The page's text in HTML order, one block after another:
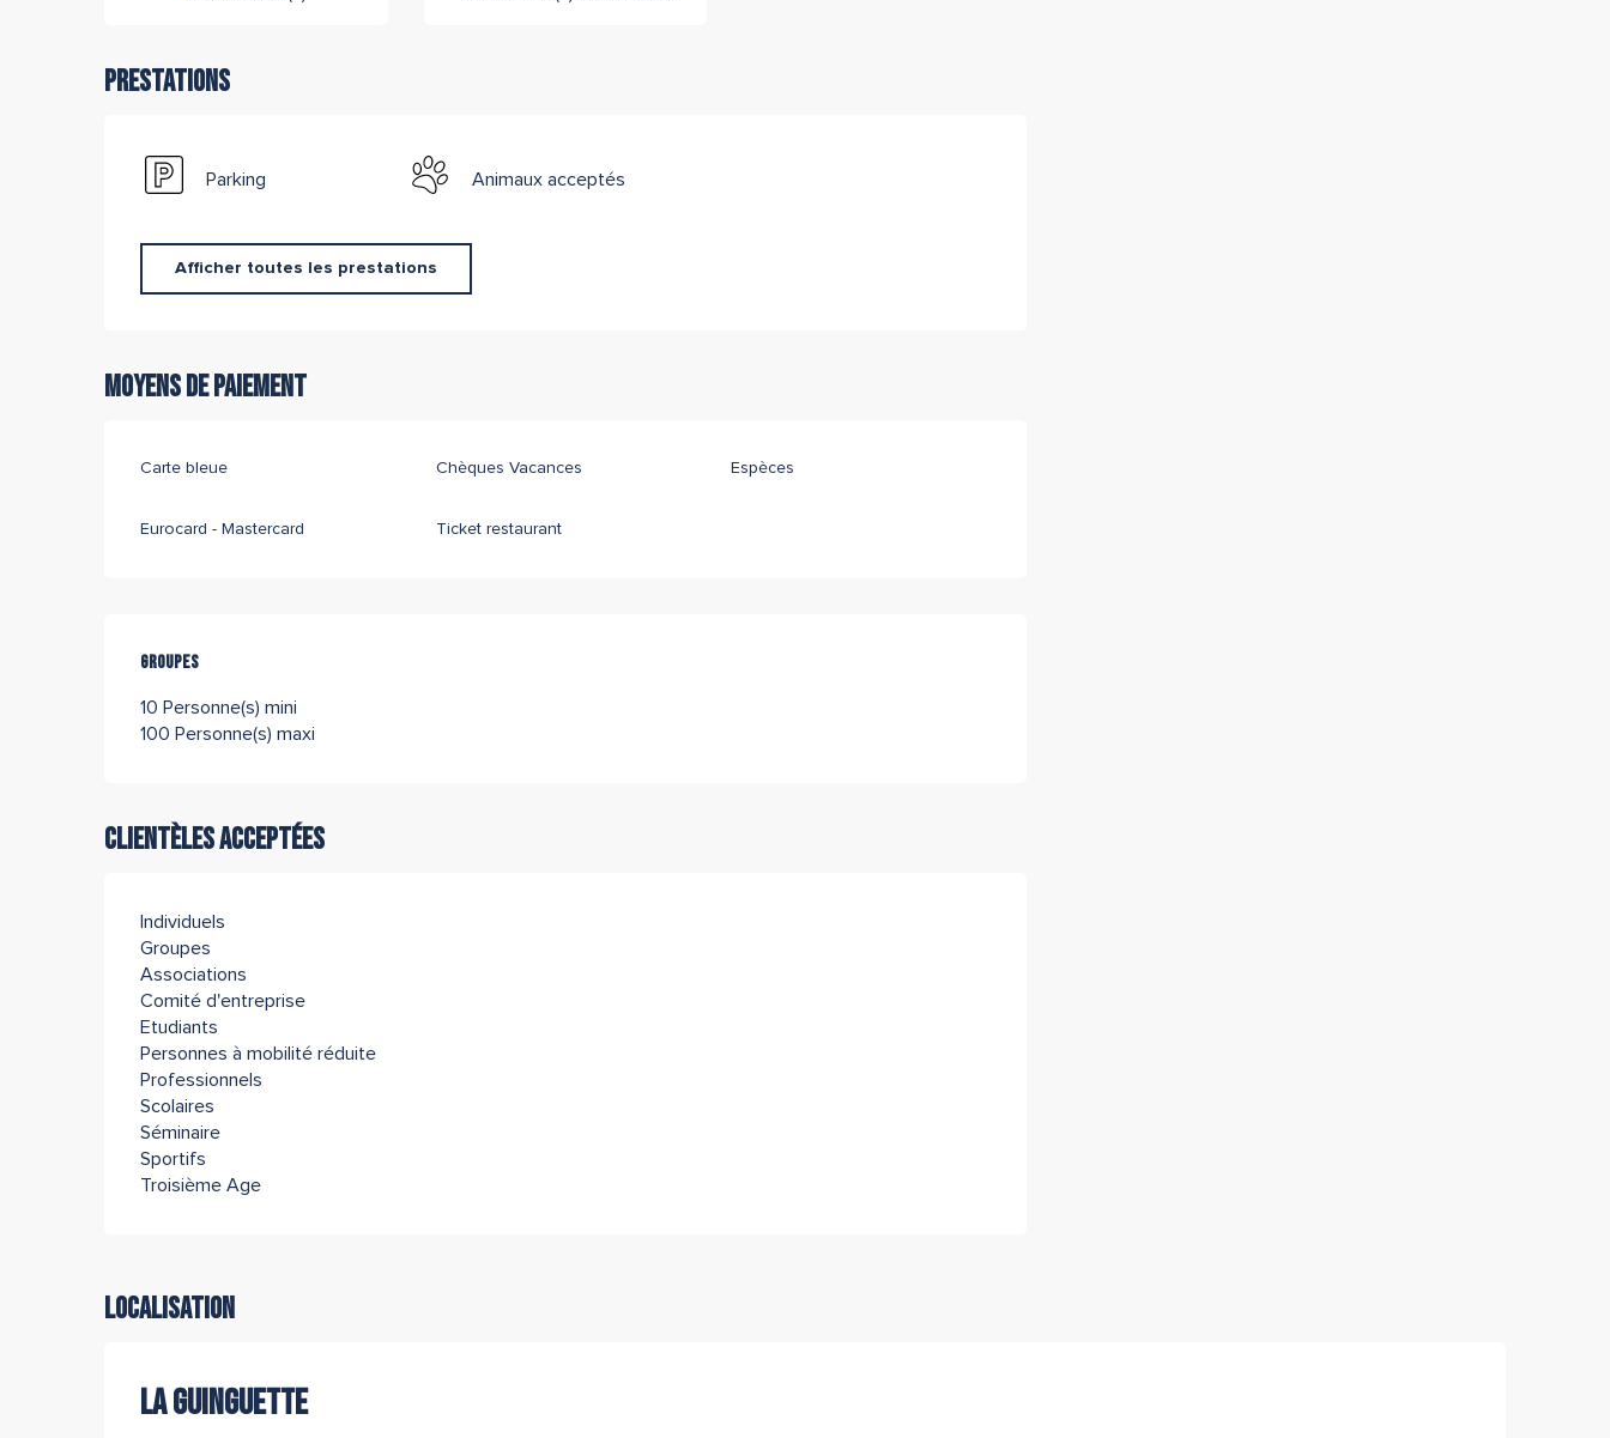
Prestations
Parking Animaux acceptés
Afficher toutes les prestations
Moyens de paiement
Carte bleue Chèques Vacances Espèces
Eurocard - Mastercard Ticket restaurant
Groupes
Groupes
10 Personne(s) mini
100 Personne(s) maxi
Clientèles acceptées
Individuels
Groupes
Associations
Comité d'entreprise
Etudiants
Personnes à mobilité réduite
Professionnels
Scolaires
Séminaire
Sportifs
Troisième Age
Localisation
LA GUINGUETTE